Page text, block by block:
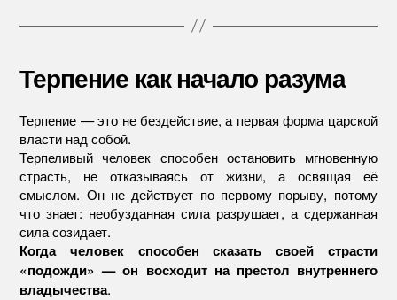
Терпение как начало разума
Терпение — это не бездействие, а первая форма царской
власти над собой.
Терпеливый человек способен остановить мгновенную
страсть, не отказываясь от жизни, а освящая её
смыслом. Он не действует по первому порыву, потому
что знает: необузданная сила разрушает, а сдержанная
сила созидает.
Когда человек способен сказать своей страсти
«подожди» — он восходит на престол внутреннего
владычества.